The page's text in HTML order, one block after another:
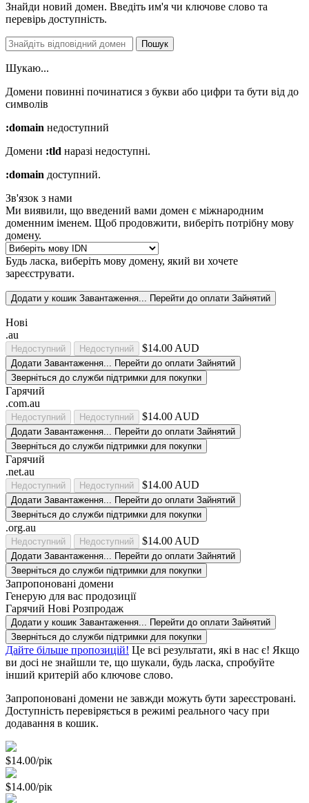
Знайди новий домен. Введіть им'я чи ключове слово та
перевірь доступність.
Пошук
Шукаю...
Домени повинні починатися з букви або цифри та бути від до
символів
:domain недоступний
Домени :tld наразі недоступні.
:domain доступний.
Зв'язок з нами
Ми виявили, що введений вами домен є міжнародним
доменним іменем. Щоб продовжити, виберіть потрібну мову
домену.
Будь ласка, виберіть мову домену, який ви хочете
зареєструвати.
Додати у кошик Завантаження... Перейти до оплати Зайнятий
Нові
.au
Недоступний Недоступний $14.00 AUD
Додати Завантаження... Перейти до оплати Зайнятий
Зверніться до служби підтримки для покупки
Гарячий
.com.au
Недоступний Недоступний $14.00 AUD
Додати Завантаження... Перейти до оплати Зайнятий
Зверніться до служби підтримки для покупки
Гарячий
.net.au
Недоступний Недоступний $14.00 AUD
Додати Завантаження... Перейти до оплати Зайнятий
Зверніться до служби підтримки для покупки
.org.au
Недоступний Недоступний $14.00 AUD
Додати Завантаження... Перейти до оплати Зайнятий
Зверніться до служби підтримки для покупки
Запропоновані домени
Генерую для вас продозиції
Гарячий Нові Розпродаж
Додати у кошик Завантаження... Перейти до оплати Зайнятий
Зверніться до служби підтримки для покупки
Дайте більше пропозицій! Це всі результати, які в нас є! Якщо
ви досі не знайшли те, що шукали, будь ласка, спробуйте
інший критерій або ключове слово.
Запропоновані домени не завжди можуть бути зареєстровані.
Доступність перевіряється в режимі реального часу при
додавання в кошик.
$14.00/рік
$14.00/рік